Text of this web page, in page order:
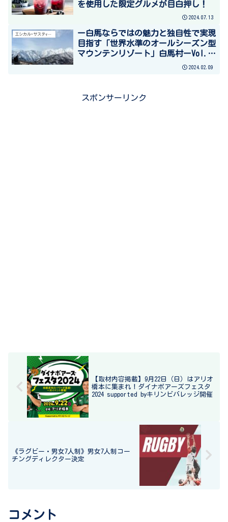
を使用した限定グルメが目白押し！
2024.07.13
エシカル･サステｨナブル
ー白馬ならではの魅力と独自性で実現
目指す「世界水準のオールシーズン型
マウンテンリゾート」白馬村ーVol.1
インバウンド需要が後押し交通改善
2024.02.09
スポンサーリンク
【取材内容掲載】9月22日（日）はアリオ
橋本に集まれ！ダイナボアーズフェスタ
2024 supported byキリンビバレッジ開催
《ラグビー・男女7人制》男女7人制コー
チングディレクター決定
コメント